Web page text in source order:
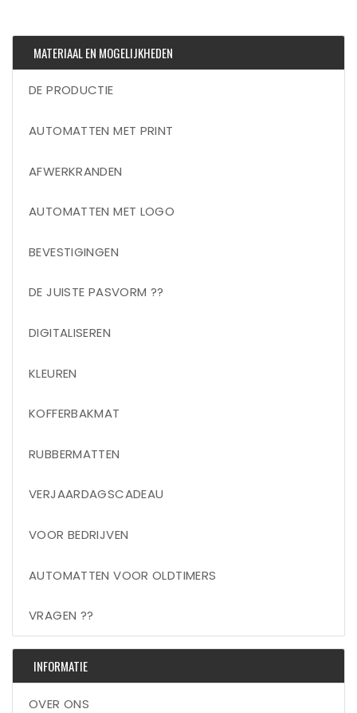
MATERIAAL EN MOGELIJKHEDEN
DE PRODUCTIE
AUTOMATTEN MET PRINT
AFWERKRANDEN
AUTOMATTEN MET LOGO
BEVESTIGINGEN
DE JUISTE PASVORM ??
DIGITALISEREN
KLEUREN
KOFFERBAKMAT
RUBBERMATTEN
VERJAARDAGSCADEAU
VOOR BEDRIJVEN
AUTOMATTEN VOOR OLDTIMERS
VRAGEN ??
INFORMATIE
OVER ONS